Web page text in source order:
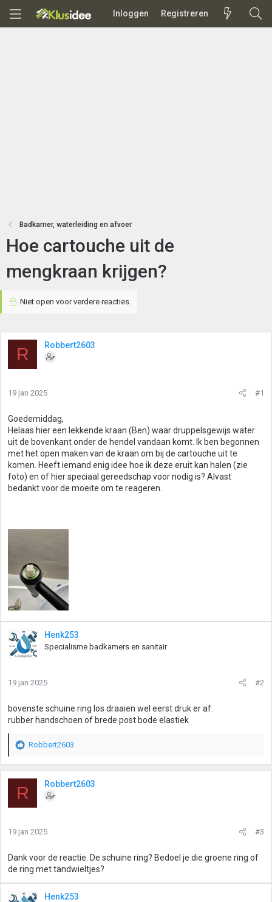
Inloggen Registreren
Badkamer, waterleiding en afvoer
Hoe cartouche uit de
mengkraan krijgen?
Niet open voor verdere reacties.
R Robbert2603
19 jan 2025 #1
Goedemiddag,
Helaas hier een lekkende kraan (Ben) waar druppelsgewijs water
uit de bovenkant onder de hendel vandaan komt. Ik ben begonnen
met het open maken van de kraan om bij de cartouche uit te
komen. Heeft iemand enig idee hoe ik deze eruit kan halen (zie
foto) en of hier speciaal gereedschap voor nodig is? Alvast
bedankt voor de moeite om te reageren.
Henk253
Specialisme badkamers en sanitair
19 jan 2025 #2
bovenste schuine ring los draaien wel eerst druk er af.
rubber handschoen of brede post bode elastiek
W
a
n
e
n
:
Robbert2603
R Robbert2603
19 jan 2025 #3
Dank voor de reactie. De schuine ring? Bedoel je die groene ring of
de ring met tandwieltjes?
Henk253